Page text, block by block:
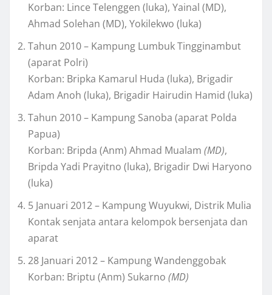
Korban: Lince Telenggen (luka), Yainal (MD),
Ahmad Solehan (MD), Yokilekwo (luka)
Tahun 2010 – Kampung Lumbuk Tingginambut
(aparat Polri)
Korban: Bripka Kamarul Huda (luka), Brigadir
Adam Anoh (luka), Brigadir Hairudin Hamid (luka)
Tahun 2010 – Kampung Sanoba (aparat Polda
Papua)
Korban: Bripda (Anm) Ahmad Mualam (MD),
Bripda Yadi Prayitno (luka), Brigadir Dwi Haryono
(luka)
5 Januari 2012 – Kampung Wuyukwi, Distrik Mulia
Kontak senjata antara kelompok bersenjata dan
aparat
28 Januari 2012 – Kampung Wandenggobak
Korban: Briptu (Anm) Sukarno (MD)